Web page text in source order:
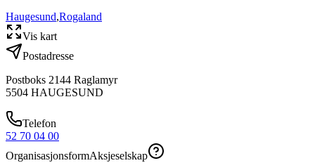
Haugesund,Rogaland
Vis kart
Postadresse
Postboks 2144 Raglamyr
5504 HAUGESUND
Telefon
52 70 04 00
OrganisasjonsformAksjeselskap